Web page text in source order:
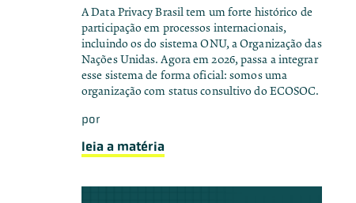
A Data Privacy Brasil tem um forte histórico de
participação em processos internacionais,
incluindo os do sistema ONU, a Organização das
Nações Unidas. Agora em 2026, passa a integrar
esse sistema de forma oficial: somos uma
organização com status consultivo do ECOSOC.
por
leia a matéria